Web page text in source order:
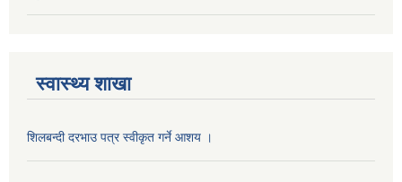
स्वास्थ्य शाखा
शिलबन्दी दरभाउ पत्र स्वीकृत गर्ने आशय ।